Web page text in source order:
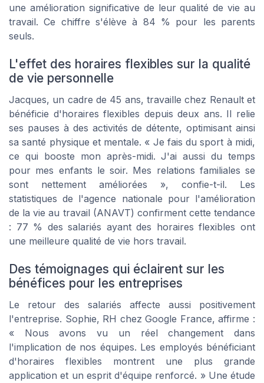
une amélioration significative de leur qualité de vie au
travail. Ce chiffre s'élève à 84 % pour les parents
seuls.
L'effet des horaires flexibles sur la qualité
de vie personnelle
Jacques, un cadre de 45 ans, travaille chez Renault et
bénéficie d'horaires flexibles depuis deux ans. Il relie
ses pauses à des activités de détente, optimisant ainsi
sa santé physique et mentale. « Je fais du sport à midi,
ce qui booste mon après-midi. J'ai aussi du temps
pour mes enfants le soir. Mes relations familiales se
sont nettement améliorées », confie-t-il. Les
statistiques de l'agence nationale pour l'amélioration
de la vie au travail (ANAVT) confirment cette tendance
: 77 % des salariés ayant des horaires flexibles ont
une meilleure qualité de vie hors travail.
Des témoignages qui éclairent sur les
bénéfices pour les entreprises
Le retour des salariés affecte aussi positivement
l'entreprise. Sophie, RH chez Google France, affirme :
« Nous avons vu un réel changement dans
l'implication de nos équipes. Les employés bénéficiant
d'horaires flexibles montrent une plus grande
application et un esprit d'équipe renforcé. » Une étude